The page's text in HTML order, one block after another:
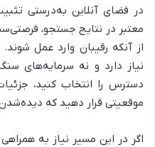
در فضای آنلاین به‌درستی
معتبر در نتایج جستجو،
از آنکه رقیبان وارد عمل
نیاز دارد و نه سرمایه‌های
دسترس را انتخاب کنید،
موقعیتی قرار دهید که
اگر در این مسیر نیاز به